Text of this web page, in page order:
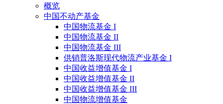
概览
中国不动产基金
中国物流基金 I
中国物流基金 II
中国物流基金 III
供销普洛斯现代物流产业基金 I
中国收益增值基金 I
中国收益增值基金 II
中国收益增值基金 III
中国物流增值基金